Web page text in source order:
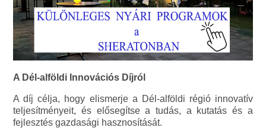
A Dél-alföldi Innovációs Díjról
A díj célja, hogy elismerje a Dél-alföldi régió innovatív
teljesítményeit, és elősegítse a tudás, a kutatás és a
fejlesztés gazdasági hasznosítását.